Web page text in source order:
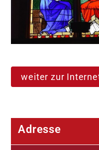
weiter zur
Adresse